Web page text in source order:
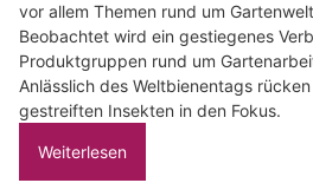
vor allem Themen rund um
Beobachtet wird ein gestiegenes
Produktgruppen rund um
Anlässlich des Weltbienentags
gestreiften Insekten in den Fokus.
Weiterlesen